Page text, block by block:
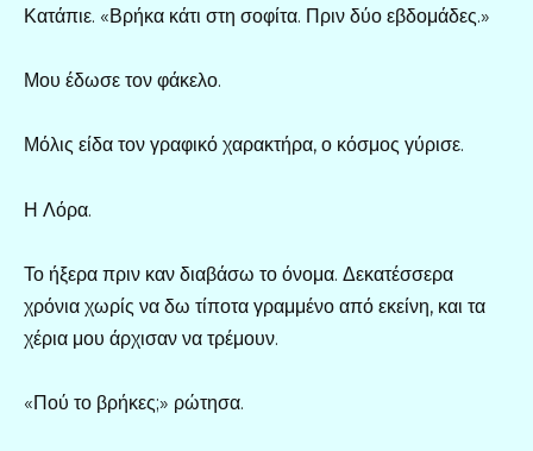
Κατάπιε. «Βρήκα κάτι στη σοφίτα. Πριν δύο εβδομάδες.»
Μου έδωσε τον φάκελο.
Μόλις είδα τον γραφικό χαρακτήρα, ο κόσμος γύρισε.
Η Λόρα.
Το ήξερα πριν καν διαβάσω το όνομα. Δεκατέσσερα
χρόνια χωρίς να δω τίποτα γραμμένο από εκείνη, και τα
χέρια μου άρχισαν να τρέμουν.
«Πού το βρήκες;» ρώτησα.